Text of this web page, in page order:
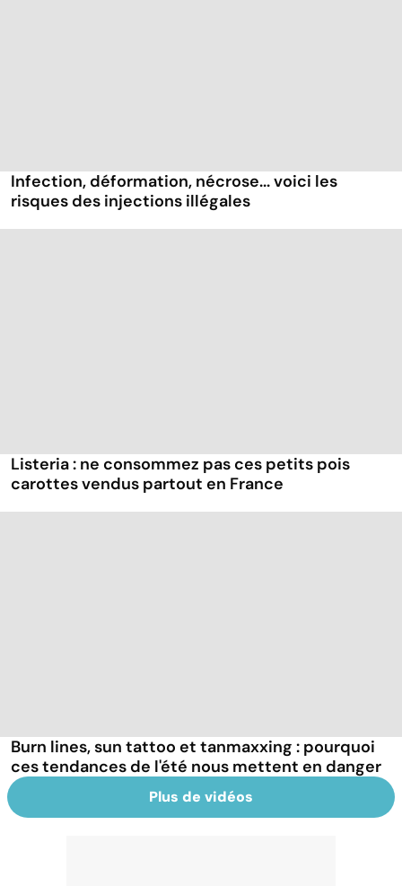
Infection, déformation, nécrose... voici les
risques des injections illégales
Listeria : ne consommez pas ces petits pois
carottes vendus partout en France
Burn lines, sun tattoo et tanmaxxing : pourquoi
ces tendances de l'été nous mettent en danger
Plus de vidéos